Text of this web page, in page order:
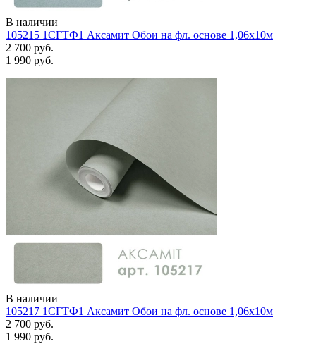
В наличии
105215 1СГТФ1 Аксамит Обои на фл. основе 1,06х10м
2 700 руб.
1 990 руб.
В наличии
105217 1СГТФ1 Аксамит Обои на фл. основе 1,06х10м
2 700 руб.
1 990 руб.